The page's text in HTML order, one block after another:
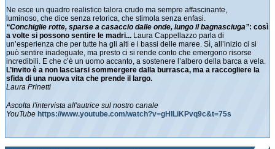
Ne esce un quadro realistico talora crudo ma sempre affascinante,
luminoso, che dice senza retorica, che stimola senza enfasi.
“Conchiglie rotte, sparse a casaccio dalle onde, lungo il bagnasciuga”: così
a volte si possono sentire le madri... Laura Cappellazzo parla di
un’esperienza che per tutte ha gli alti e i bassi delle maree. Sì, all’inizio ci si
può sentire inadeguate, ma presto ci si rende conto che emergono risorse
incredibili. E che c’è un uomo accanto, a sostenere l’albero della barca a vela.
L’invito è a non lasciarsi sommergere dalla burrasca, ma a raccogliere la
sfida di una nuova vita che prende il largo.
Laura Prinetti
Ascolta l'intervista all'autrice sul nostro canale
YouTube https://www.youtube.com/watch?v=gHILiKPvq9c&t=75s